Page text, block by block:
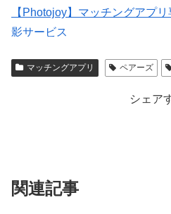
【Photojoy】マッチングアプ
影サービス
集/R18
マッチングアプリ ペアーズ
シェア
関連記事